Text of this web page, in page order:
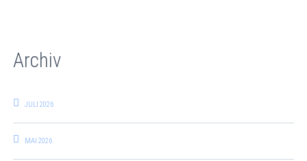
Archiv
JULI 2026
MAI 2026